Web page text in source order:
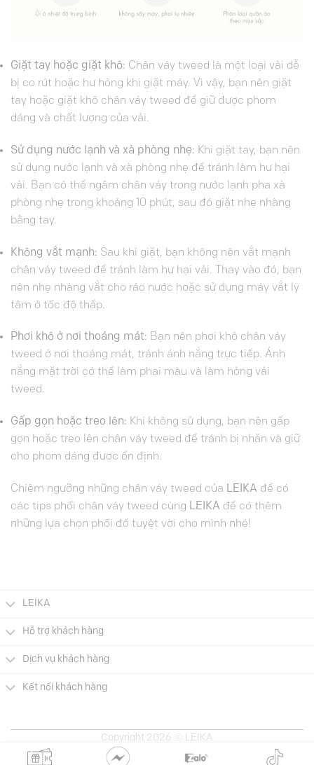
Giặt tay hoặc giặt khô: Chân váy tweed là một loại vải dễ
bị co rút hoặc hư hỏng khi giặt máy. Vì vậy, bạn nên giặt
tay hoặc giặt khô chân váy tweed để giữ được phom
dáng và chất lượng của vải.
Sử dụng nước lạnh và xà phòng nhẹ: Khi giặt tay, bạn nên
sử dụng nước lạnh và xà phòng nhẹ để tránh làm hư hại
vải. Bạn có thể ngâm chân váy trong nước lạnh pha xà
phòng nhẹ trong khoảng 10 phút, sau đó giặt nhẹ nhàng
bằng tay.
Không vắt mạnh: Sau khi giặt, bạn không nên vắt mạnh
chân váy tweed để tránh làm hư hại vải. Thay vào đó, bạn
nên nhẹ nhàng vắt cho ráo nước hoặc sử dụng máy vắt ly
tâm ở tốc độ thấp.
Phơi khô ở nơi thoáng mát: Bạn nên phơi khô chân váy
tweed ở nơi thoáng mát, tránh ánh nắng trực tiếp. Ánh
nắng mặt trời có thể làm phai màu và làm hỏng vải
tweed.
Gấp gọn hoặc treo lên: Khi không sử dụng, bạn nên gấp
gọn hoặc treo lên chân váy tweed để tránh bị nhăn và giữ
cho phom dáng được ổn định.
Chiêm ngưỡng những chân váy tweed của LEIKA để có
các tips phối chân váy tweed cùng LEIKA để có thêm
những lựa chọn phối đồ tuyệt vời cho mình nhé!
LEIKA
Hỗ trợ khách hàng
Dịch vụ khách hàng
Kết nối khách hàng
Copyright 2026 © LEIKA